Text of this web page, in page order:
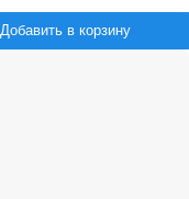
Добавить в корзину